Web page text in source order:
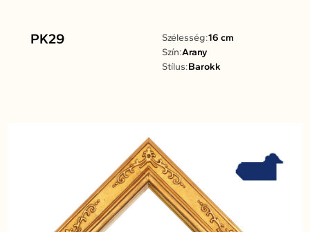
PK29 Szélesség:16 cm
Szín:Arany
Stílus:Barokk